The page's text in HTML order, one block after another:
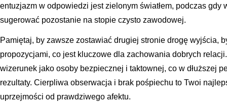
entuzjazm w odpowiedzi jest zielonym światłem, podczas gdy
sugerować pozostanie na stopie czysto zawodowej.
Pamiętaj, by zawsze zostawiać drugiej stronie drogę wyjścia,
propozycjami, co jest kluczowe dla zachowania dobrych
wizerunek jako osoby bezpiecznej i taktownej, co w dłuższej
rezultaty. Cierpliwa obserwacja i brak pośpiechu to Twoi
uprzejmości od prawdziwego afektu.